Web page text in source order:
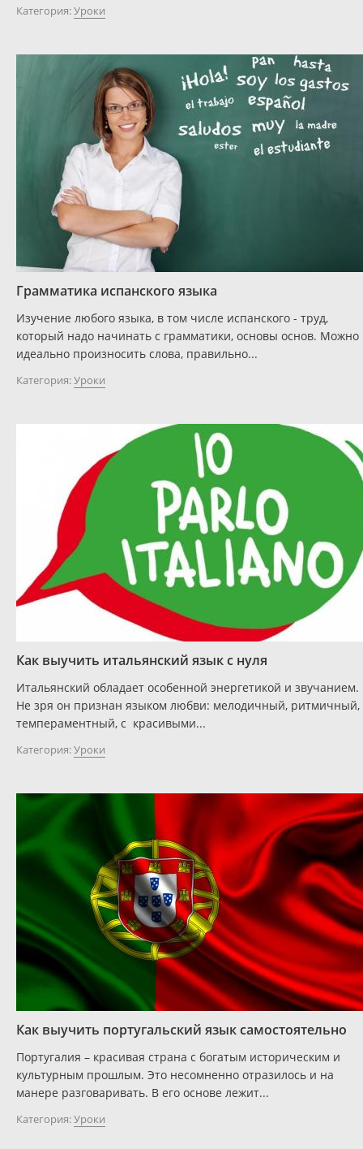
Категория:Уроки
Грамматика испанского языка
Изучение любого языка, в том числе испанского - труд,
который надо начинать с грамматики, основы основ. Можно
идеально произносить слова, правильно...
Категория:Уроки
Как выучить итальянский язык с нуля
Итальянский обладает особенной энергетикой и звучанием.
Не зря он признан языком любви: мелодичный, ритмичный,
темпераментный, с красивыми...
Категория:Уроки
Как выучить португальский язык самостоятельно
Португалия – красивая страна с богатым историческим и
культурным прошлым. Это несомненно отразилось и на
манере разговаривать. В его основе лежит...
Категория:Уроки